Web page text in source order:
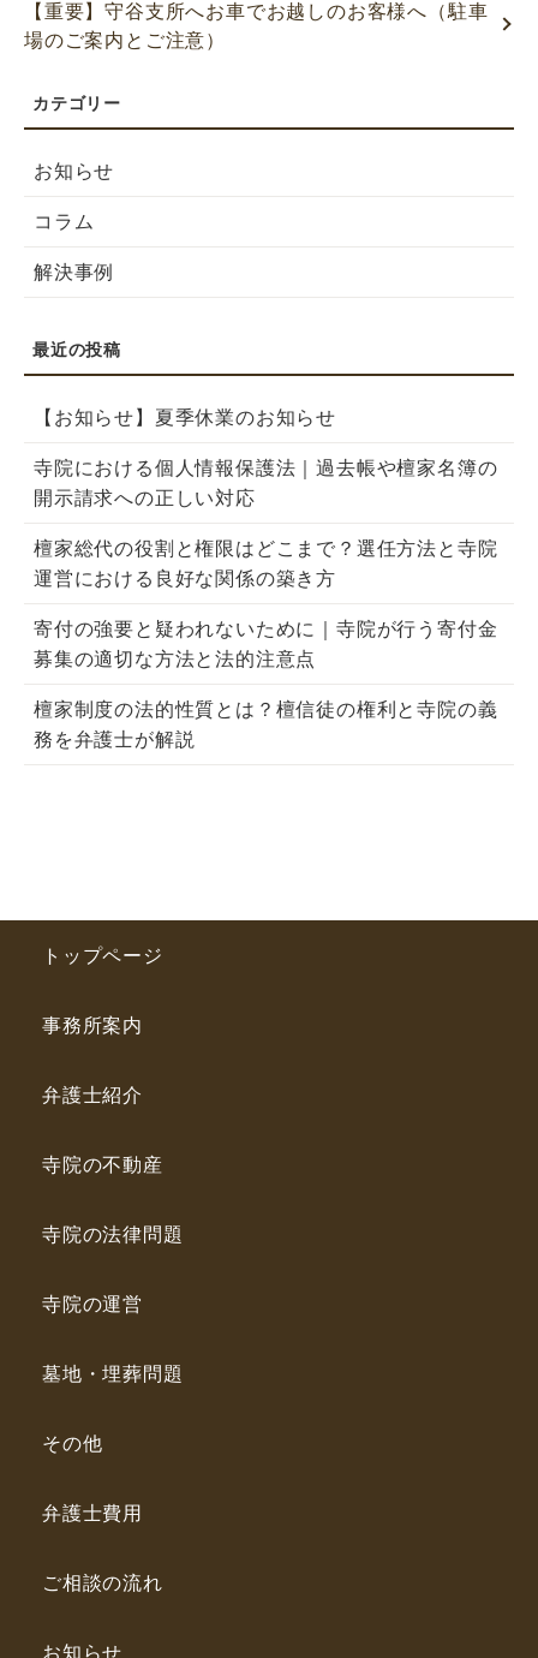
【重要】守谷支所へお車でお越しのお客様へ（駐車
場のご案内とご注意）
お知らせ
コラム
解決事例
【お知らせ】夏季休業のお知らせ
寺院における個人情報保護法｜過去帳や檀家名簿の
開示請求への正しい対応
檀家総代の役割と権限はどこまで？選任方法と寺院
運営における良好な関係の築き方
寄付の強要と疑われないために｜寺院が行う寄付金
募集の適切な方法と法的注意点
檀家制度の法的性質とは？檀信徒の権利と寺院の義
務を弁護士が解説
トップページ
事務所案内
弁護士紹介
寺院の不動産
寺院の法律問題
寺院の運営
墓地・埋葬問題
その他
弁護士費用
ご相談の流れ
お知らせ